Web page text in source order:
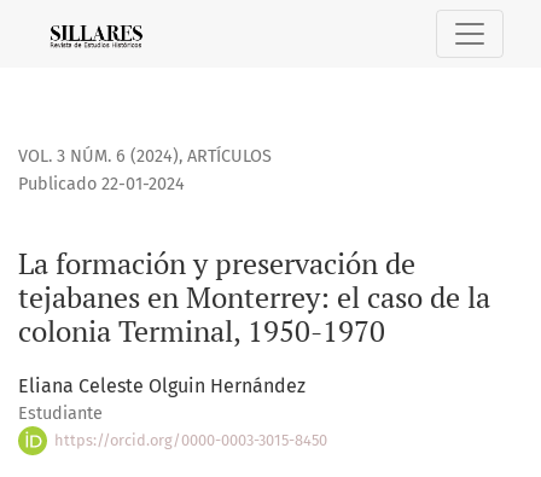
La formación y preservación de tejabanes en Monterrey: el
VOL. 3 NÚM. 6 (2024), ARTÍCULOS
La formación y preservación de
tejabanes en Monterrey: el caso de la
colonia Terminal, 1950-1970
Publicado 22-01-2024
Eliana Celeste Olguin Hernández
Estudiante
https://orcid.org/0000-0003-3015-8450